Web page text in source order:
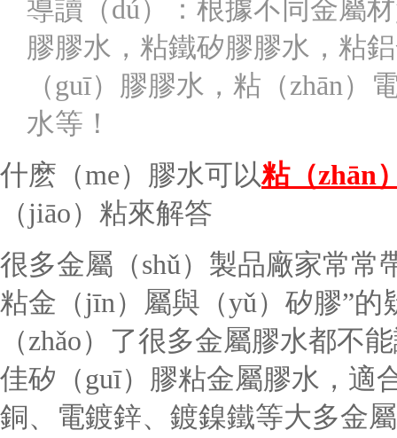
導讀（dú）：根據不同金屬
膠膠水，粘鐵矽膠膠水，粘
（guī）膠膠水，粘（zhān
水等！
什麽（me）膠水可以粘（zhān
（jiāo）粘來解答
很多金屬（shǔ）製品廠家常常
粘金（jīn）屬與（yǔ）矽膠”的
（zhǎo）了很多金屬膠水都不能
佳矽（guī）膠粘金屬膠水，適
銅、電鍍鋅、鍍鎳鐵等大多金